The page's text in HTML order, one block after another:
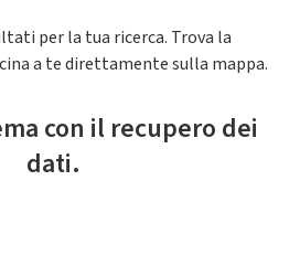
per la tua ricerca. Trova la
a te direttamente sulla mappa.
con il recupero dei
dati.